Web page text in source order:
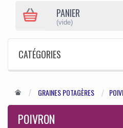
PANIER
(vide)
CATÉGORIES
GRAINES POTAGÈRES
POIVRON